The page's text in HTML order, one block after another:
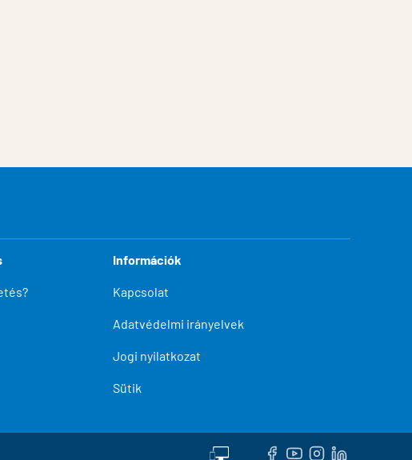
Információk
Kapcsolat
Adatvédelmi irányelvek
Jogi nyilatkozat
Sütik